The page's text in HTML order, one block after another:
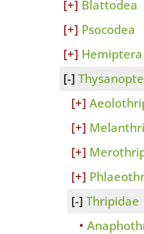
Blattodea
Psocodea
Hemiptera
Thripidae